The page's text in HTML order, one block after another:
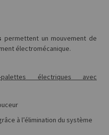
permettent un mouvement de
électromécanique.
électriques avec
à l’élimination du système